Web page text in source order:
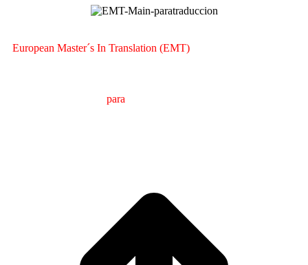
European Master´s In Translation (EMT)
para